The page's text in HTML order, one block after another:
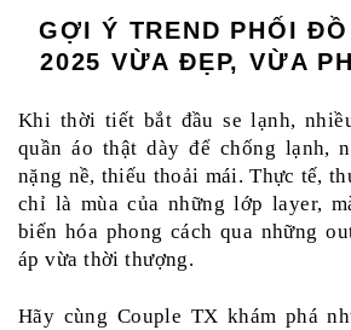
GỢI Ý TREND PHỐI
2025 VỪA ĐẸP, VỪA
Khi thời tiết bắt đầu se lạnh,
quần áo thật dày để chống lạnh,
nặng nề, thiếu thoải mái. Thực tế,
chỉ là mùa của những lớp layer,
biến hóa phong cách qua những
áp vừa thời thượng.
Hãy cùng Couple TX khám phá